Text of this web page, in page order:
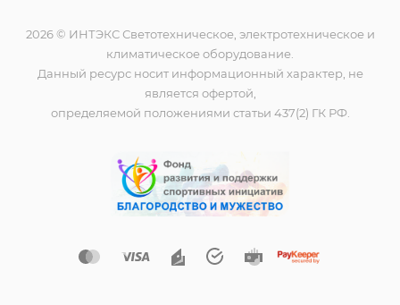
2026 © ИНТЭКС Светотехническое, электротехническое и
климатическое оборудование.
Данный ресурс носит информационный характер, не
является офертой,
определяемой положениями статьи 437(2) ГК РФ.